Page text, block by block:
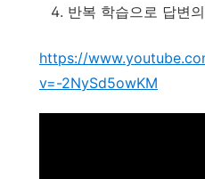
반복 학습으로 답변
https://
v=-2NySd5owKM